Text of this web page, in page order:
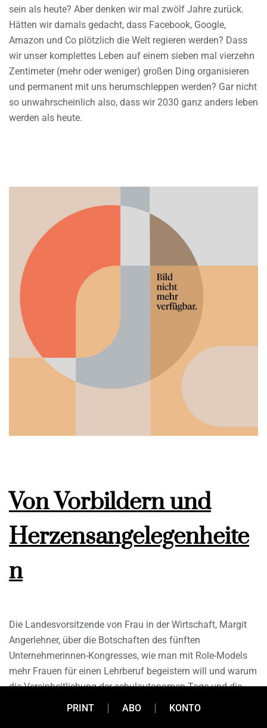
sein als heute? Aber denken wir mal zwölf Jahre zurück.
Hätten wir damals gedacht, dass Facebook, Google,
Amazon und Co plötzlich die Welt regieren werden? Dass
wir unser komplettes Leben auf einem sieben mal vierzehn
Zentimeter (mehr oder weniger) großen Ding organisieren
und permanent mit uns herumschleppen werden? Gar nicht
so unwahrscheinlich also, dass wir 2030 ganz anders leben
werden als heute.
Von Vorbildern und
Herzensangelegenheite
n
Die Landesvorsitzende von Frau in der Wirtschaft, Margit
Angerlehner, über die Botschaften des fünften
Unternehmerinnen-Kongresses, wie man mit Role-Models
mehr Frauen für einen Lehrberuf begeistern will und warum
die Vereinheitlichung der schulautonomen Tage und die
Einführung des Familienbonus wichtige Signale für
PRINT ABO KONTO